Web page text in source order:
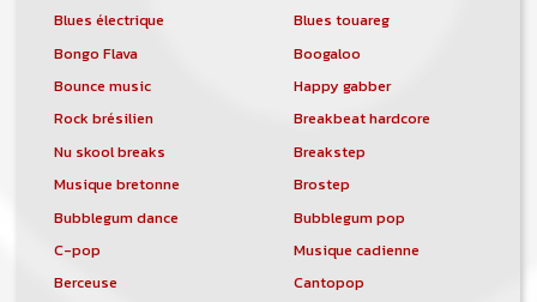
Blues électrique
Blues touareg
Bongo Flava
Boogaloo
Bounce music
Happy gabber
Rock brésilien
Breakbeat hardcore
Nu skool breaks
Breakstep
Musique bretonne
Brostep
Bubblegum dance
Bubblegum pop
C-pop
Musique cadienne
Berceuse
Cantopop